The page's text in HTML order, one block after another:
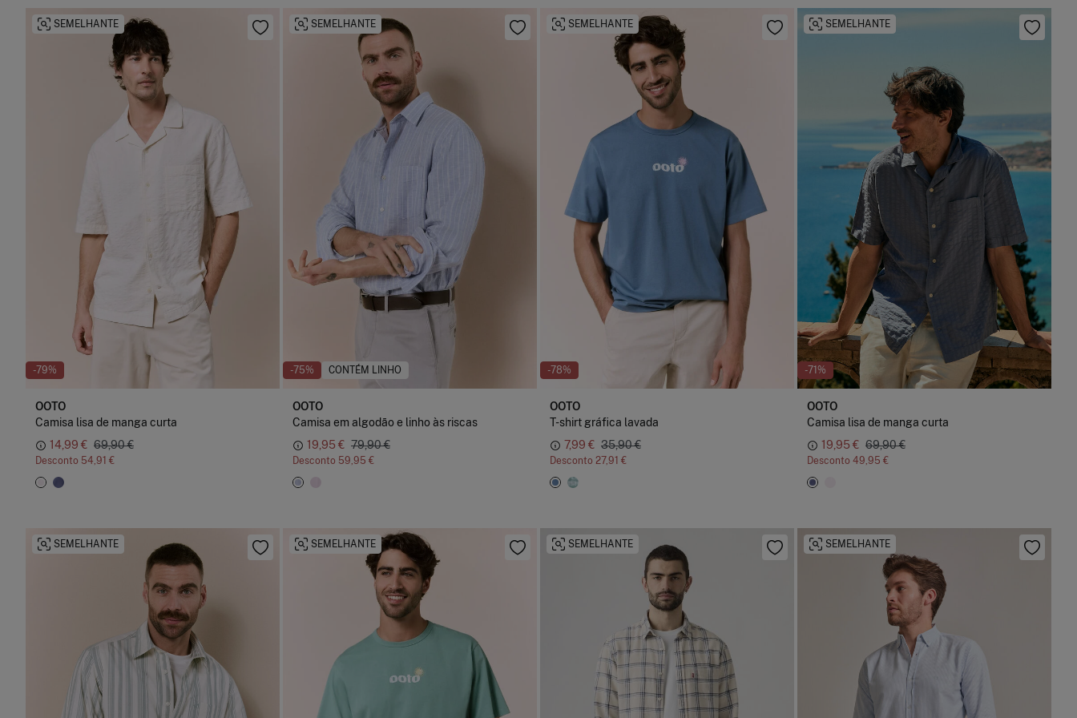
-79%
SEMELHANTE
OOTO
Camisa lisa de manga curta
14,99 € 69,90 €
Desconto 54,91 €
-75% CONTÉM LINHO
SEMELHANTE
OOTO
Camisa em algodão e linho às riscas
19,95 € 79,90 €
Desconto 59,95 €
-78%
SEMELHANTE
OOTO
T-shirt gráfica lavada
7,99 € 35,90 €
Desconto 27,91 €
-71%
SEMELHANTE
OOTO
Camisa lisa de manga curta
19,95 € 69,90 €
Desconto 49,95 €
SEMELHANTE SEMELHANTE SEMELHANTE SEMELHANTE